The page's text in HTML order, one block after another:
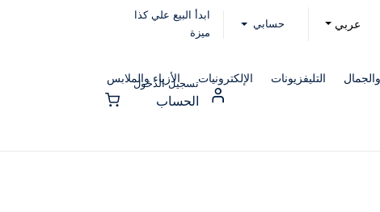
عربي حسابي
ابدأ البيع علي كذا
ميزة
التليفزيونات الإلكترونيات الأزياء والملابس
تسجيل الدخول
الحساب